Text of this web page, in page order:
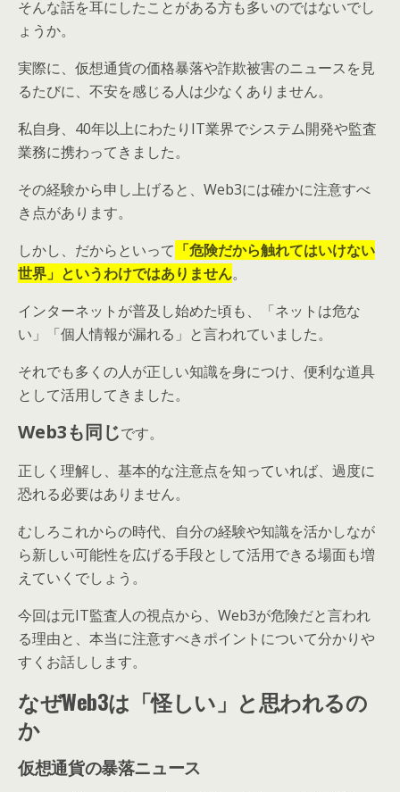
そんな話を耳にしたことがある方も多いのではないでし
ょうか。
実際に、仮想通貨の価格暴落や詐欺被害のニュースを見
るたびに、不安を感じる人は少なくありません。
私自身、40年以上にわたりIT業界でシステム開発や監査
業務に携わってきました。
その経験から申し上げると、Web3には確かに注意すべ
き点があります。
しかし、だからといって 「危険だから触れてはいけない
世界」というわけではありません。
インターネットが普及し始めた頃も、「ネットは危な
い」「個人情報が漏れる」と言われていました。
それでも多くの人が正しい知識を身につけ、便利な道具
として活用してきました。
Web3も同じです。
正しく理解し、基本的な注意点を知っていれば、過度に
恐れる必要はありません。
むしろこれからの時代、自分の経験や知識を活かしなが
ら新しい可能性を広げる手段として活用できる場面も増
えていくでしょう。
今回は元IT監査人の視点から、Web3が危険だと言われ
る理由と、本当に注意すべきポイントについて分かりや
すくお話しします。
なぜWeb3は「怪しい」と思われるの
か
仮想通貨の暴落ニュース